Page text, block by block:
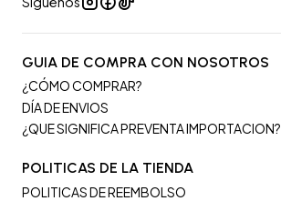
GUIA DE COMPRA CON NOSOTROS
¿CÓMO COMPRAR?
DÍA DE ENVIOS
¿QUE SIGNIFICA PREVENTA IMPORTACION?
POLITICAS DE LA TIENDA
POLITICAS DE REEMBOLSO